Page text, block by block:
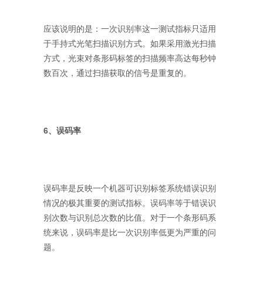
应该说明的是：一次识别率这一测试指标只适用
于手持式光笔扫描识别方式。如果采用激光扫描
方式，光束对条形码标签的扫描频率高达每秒钟
数百次，通过扫描获取的信号是重复的。
6、误码率
误码率是反映一个机器可识别标签系统错误识别
情况的极其重要的测试指标。误码率等于错误识
别次数与识别总次数的比值。对于一个条形码系
统来说，误码率是比一次识别率低更为严重的问
题。